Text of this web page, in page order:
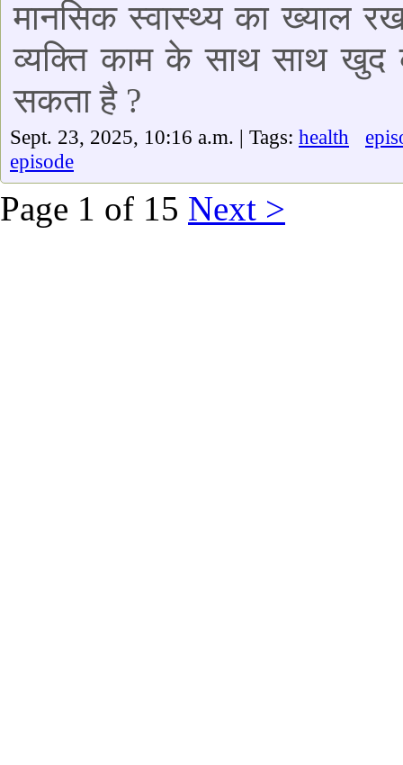
मानसिक स्वास्थ्य का ख्याल
व्यक्ति काम के साथ साथ खुद
सकता है ?
Sept. 23, 2025, 10:16 a.m. | Tags: health
episode
Page 1 of 15 Next >